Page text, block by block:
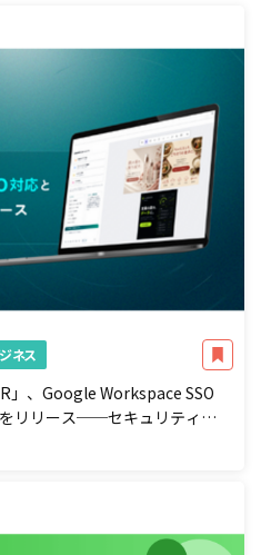
ネス
」、Google Workspace SSO
リリース──セキュリティ強
検知を一体で実現